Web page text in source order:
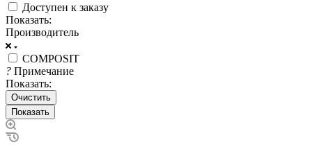
Доступен к заказу
Показать:
Производитель
COMPOSIT
? Примечание
Показать:
Очистить